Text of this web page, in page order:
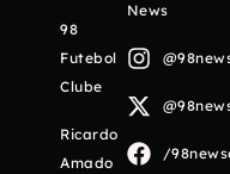
98
Futebol
Clube
Ricardo
Amado
News
/